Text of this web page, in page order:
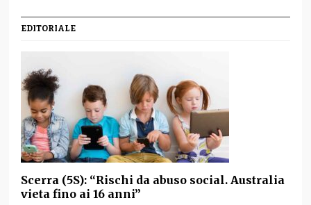
EDITORIALE
Scerra (5S): “Rischi da abuso social. Australia
vieta fino ai 16 anni”